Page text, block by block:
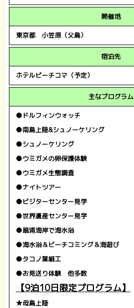
開催地
東京都 小笠原（父島）
宿泊先
ホテルビーチコマ（予定）
主なプログラム
●ドルフィンウォッチ
●南島上陸&シュノーケリング
●シュノーケリング
●ウミガメの卵保護体験
●ウミガメ生態調査
●ナイトツアー
●ビジターセンター見学
●世界遺産センター見学
●扇浦海岸で海水浴
●海水浴＆ビーチコミング＆海遊び
●タコノ葉細工
●お見送り体験 他多数あ
【9泊10日限定プログラム】
★母島上陸